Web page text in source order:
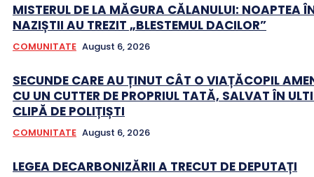
MISTERUL DE LA MĂGURA CĂLANULUI: NOAPTEA
NAZIȘTII AU TREZIT „BLESTEMUL DACILOR”
COMUNITATE August 6, 2026
SECUNDE CARE AU ȚINUT CÂT O VIAȚĂCOPIL
CU UN CUTTER DE PROPRIUL TATĂ, SALVAT ÎN
CLIPĂ DE POLIȚIȘTI
COMUNITATE August 6, 2026
LEGEA DECARBONIZĂRII A TRECUT DE DEPUTAȚI